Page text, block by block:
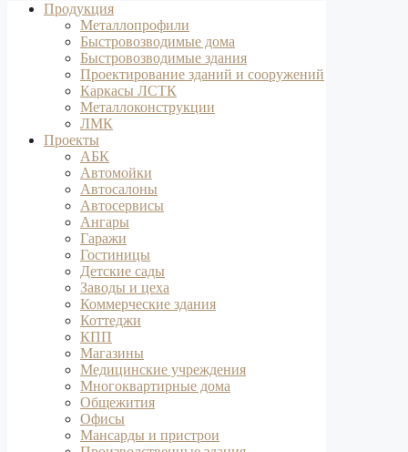
Продукция
Металлопрофили
Быстровозводимые дома
Быстровозводимые здания
Проектирование зданий и сооружений
Каркасы ЛСТК
Металлоконструкции
ЛМК
Проекты
АБК
Автомойки
Автосалоны
Автосервисы
Ангары
Гаражи
Гостиницы
Детские сады
Заводы и цеха
Коммерческие здания
Коттеджи
КПП
Магазины
Медицинские учреждения
Многоквартирные дома
Общежития
Офисы
Мансарды и пристрои